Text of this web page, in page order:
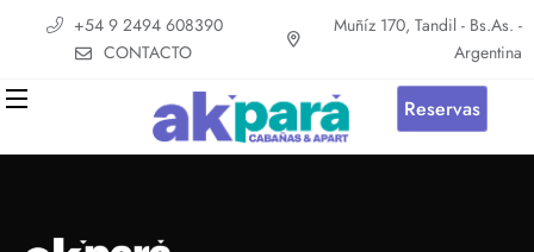
+54 9 2494 608390
CONTACTO
Muñíz 170, Tandil - Bs.As. -
Argentina
Reservas